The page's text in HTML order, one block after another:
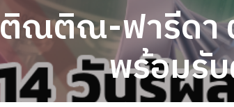
ติณติณ-ฟารีดา
พร้อมรั